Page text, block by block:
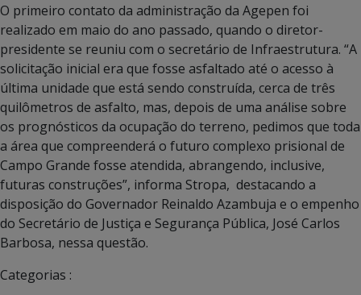
O primeiro contato da administração da Agepen foi
realizado em maio do ano passado, quando o diretor-
presidente se reuniu com o secretário de Infraestrutura. “A
solicitação inicial era que fosse asfaltado até o acesso à
última unidade que está sendo construída, cerca de três
quilômetros de asfalto, mas, depois de uma análise sobre
os prognósticos da ocupação do terreno, pedimos que toda
a área que compreenderá o futuro complexo prisional de
Campo Grande fosse atendida, abrangendo, inclusive,
futuras construções”, informa Stropa, destacando a
disposição do Governador Reinaldo Azambuja e o empenho
do Secretário de Justiça e Segurança Pública, José Carlos
Barbosa, nessa questão.
Categorias :